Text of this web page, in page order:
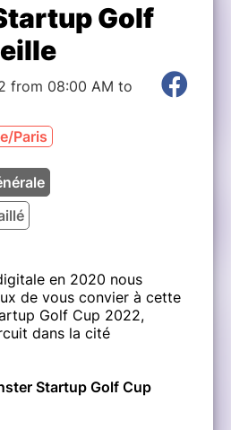
Golf
from 08:00 AM to
Paris
en 2020 nous
de vous convier à cette
Golf Cup 2022,
dans la cité
Startup Golf Cup